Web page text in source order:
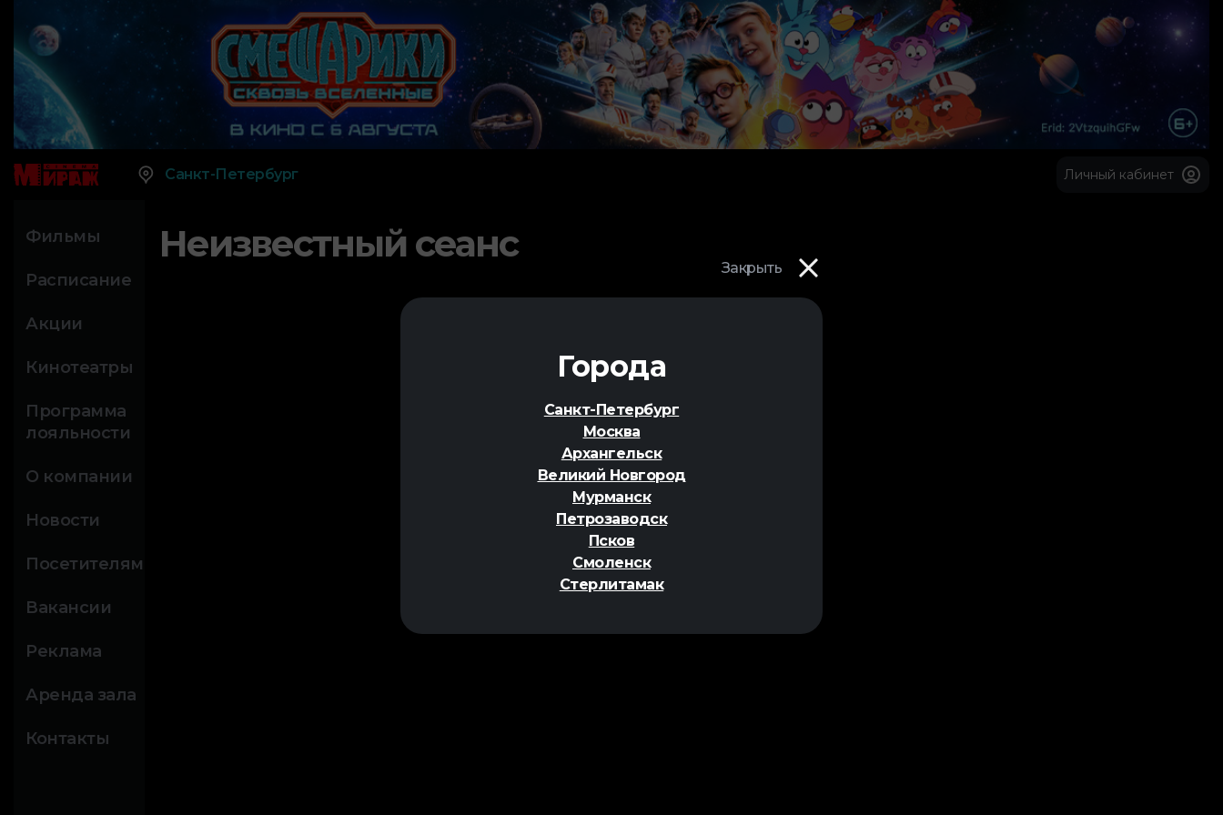
Закрыть
Города
Санкт-Петербург
Москва
Архангельск
Великий Новгород
Мурманск
Петрозаводск
Псков
Смоленск
Стерлитамак
Санкт-Петербург Личный кабинет
Фильмы
Расписание
Акции
Кинотеатры
Программа
лояльности
О компании
Новости
Посетителям
Вакансии
Реклама
Аренда зала
Контакты
Неизвестный сеанс